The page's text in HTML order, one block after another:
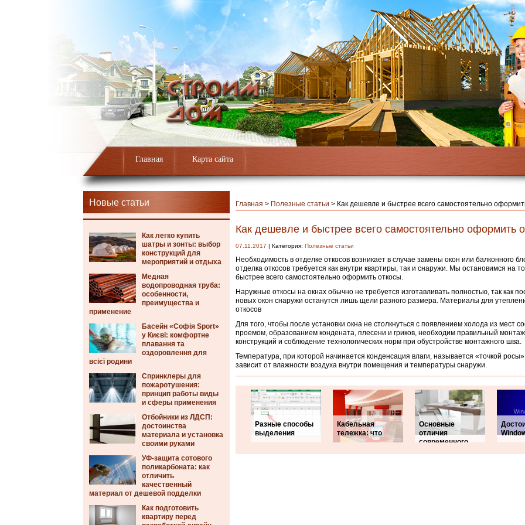
Главная Карта сайта
Новые статьи
Как легко купить
шатры и зонты: выбор
конструкций для
мероприятий и отдыха
Медная
водопроводная труба:
особенности,
преимущества и
применение
Басейн «Софія Sport»
у Києві: комфортне
плавання та
оздоровлення для
всієї родини
Спринклеры для
пожаротушения:
принцип работы виды
и сферы применения
Отбойники из ЛДСП:
достоинства
материала и установка
своими руками
УФ-защита сотового
поликарбоната: как
отличить
качественный
материал от дешевой подделки
Как подготовить
квартиру перед
Главная > Полезные статьи > Как дешевле и быстрее всего самостоятельно
Как дешевле и быстрее всего самостоятельно оформить
07.11.2017 | Категория: Полезные статьи
Необходимость в отделке откосов возникает в случае замены окон или балконного
отделка откосов требуется как внутри квартиры, так и снаружи. Мы остановимся на
быстрее всего самостоятельно оформить откосы.
Наружные откосы на окнах обычно не требуется изготавливать полностью, так как
новых окон снаружи останутся лишь щели разного размера. Материалы для
откосов
Для того, чтобы после установки окна не столкнуться с появлением холода из мест
проемом, образованием кондената, плесени и гриков, необходим правильный
конструкций и соблюдение технологических норм при обустройстве монтажного шва.
Температура, при которой начинается конденсация влаги, называется «точкой
зависит от влажности воздуха внутри помещения и температуры снаружи.
Разные способы
выделения
Кабельная
тележка: что
Основные
отличия
современного